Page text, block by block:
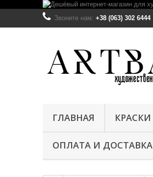
Звоните нам: +38 (063) 302 6444
ГЛАВНАЯ КРАСКИ
ОПЛАТА И ДОСТАВКА